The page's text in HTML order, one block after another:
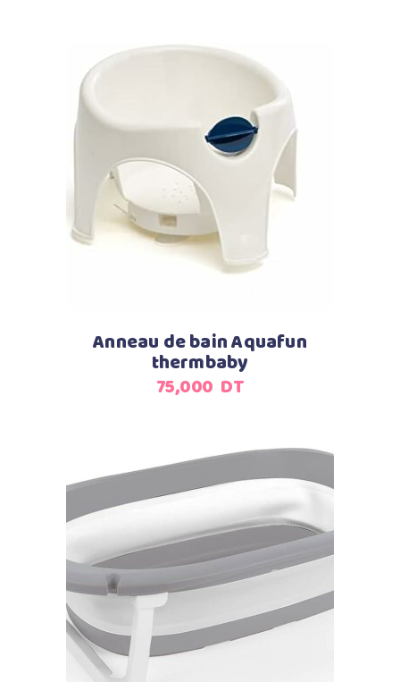
Ajouter au panier
Anneau de bain Aquafun
thermbaby
75,000 DT
Ajouter au panier